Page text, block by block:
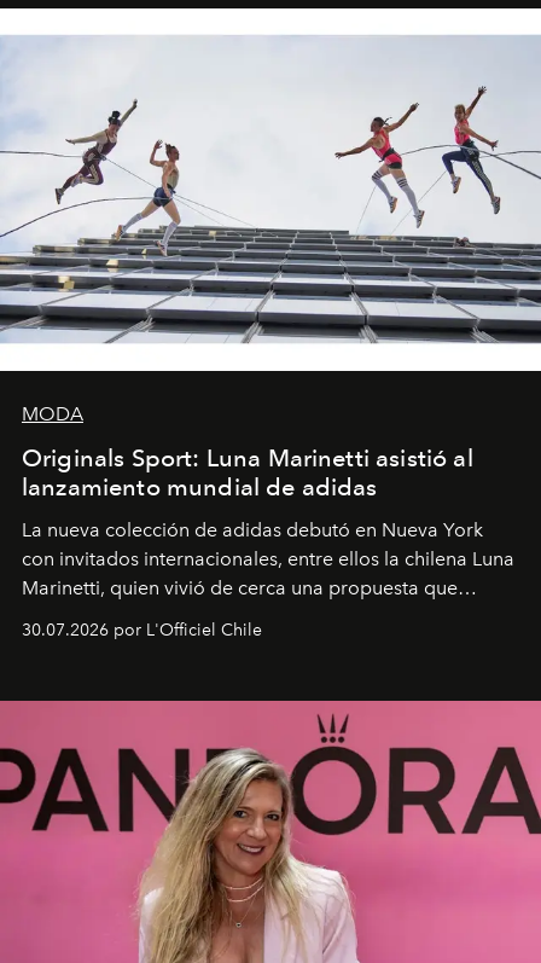
MODA
Originals Sport: Luna Marinetti asistió al
lanzamiento mundial de adidas
La nueva colección de adidas debutó en Nueva York
con invitados internacionales, entre ellos la chilena Luna
Marinetti, quien vivió de cerca una propuesta que
30.07.2026 por L'Officiel Chile